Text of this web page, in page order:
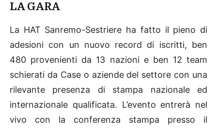
LA GARA
La HAT Sanremo-Sestriere ha fatto il pieno di
adesioni con un nuovo record di iscritti, ben
480 provenienti da 13 nazioni e ben 12 team
schierati da Case o aziende del settore con una
rilevante presenza di stampa nazionale ed
internazionale qualificata. L’evento entrerà nel
vivo con la conferenza stampa presso il